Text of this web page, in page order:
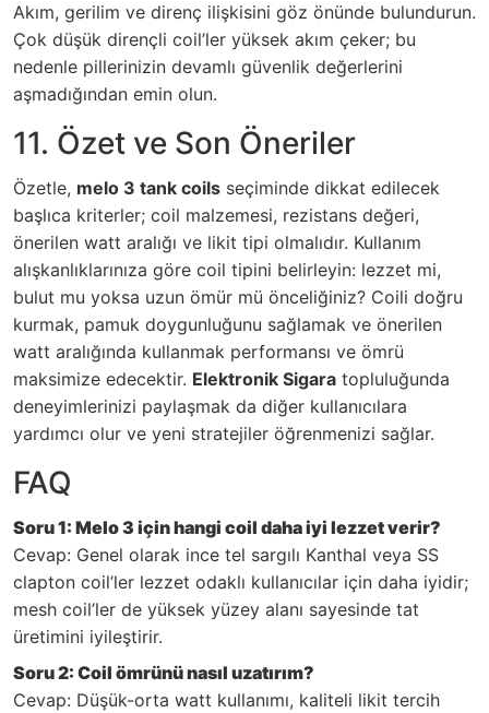
Akım, gerilim ve direnç ilişkisini göz önünde bulundurun.
Çok düşük dirençli coil’ler yüksek akım çeker; bu
nedenle pillerinizin devamlı güvenlik değerlerini
aşmadığından emin olun.
11. Özet ve Son Öneriler
Özetle, melo 3 tank coils seçiminde dikkat edilecek
başlıca kriterler; coil malzemesi, rezistans değeri,
önerilen watt aralığı ve likit tipi olmalıdır. Kullanım
alışkanlıklarınıza göre coil tipini belirleyin: lezzet mi,
bulut mu yoksa uzun ömür mü önceliğiniz? Coili doğru
kurmak, pamuk doygunluğunu sağlamak ve önerilen
watt aralığında kullanmak performansı ve ömrü
maksimize edecektir. Elektronik Sigara topluluğunda
deneyimlerinizi paylaşmak da diğer kullanıcılara
yardımcı olur ve yeni stratejiler öğrenmenizi sağlar.
FAQ
Soru 1: Melo 3 için hangi coil daha iyi lezzet verir?
Cevap: Genel olarak ince tel sargılı Kanthal veya SS
clapton coil’ler lezzet odaklı kullanıcılar için daha iyidir;
mesh coil’ler de yüksek yüzey alanı sayesinde tat
üretimini iyileştirir.
Soru 2: Coil ömrünü nasıl uzatırım?
Cevap: Düşük-orta watt kullanımı, kaliteli likit tercih